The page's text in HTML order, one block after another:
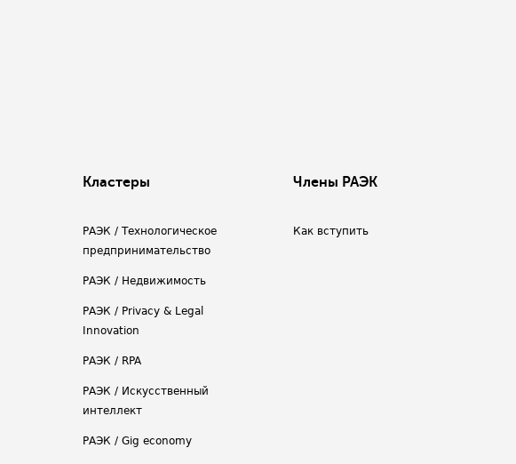
Кластеры
РАЭК / Технологическое
предпринимательство
РАЭК / Недвижимость
РАЭК / Privacy & Legal
Innovation
РАЭК / RPA
РАЭК / Искусственный
интеллект
РАЭК / Gig economy
Члены РАЭК
Как вступить